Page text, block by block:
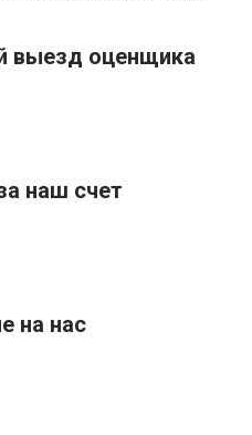
выезд оценщика
наш счет
на нас